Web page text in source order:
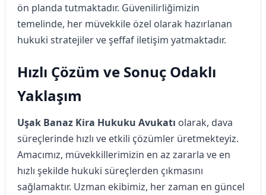
ön planda tutmaktadır. Güvenilirliğimizin
temelinde, her müvekkile özel olarak hazırlanan
hukuki stratejiler ve şeffaf iletişim yatmaktadır.
Hızlı Çözüm ve Sonuç Odaklı
Yaklaşım
Uşak Banaz Kira Hukuku Avukatı olarak, dava
süreçlerinde hızlı ve etkili çözümler üretmekteyiz.
Amacımız, müvekkillerimizin en az zararla ve en
hızlı şekilde hukuki süreçlerden çıkmasını
sağlamaktır. Uzman ekibimiz, her zaman en güncel